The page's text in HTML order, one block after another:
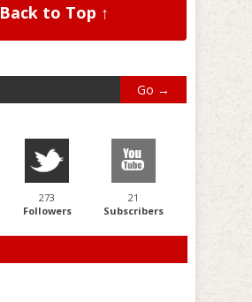
Back to Top ↑
273
Followers
21
Subscribers